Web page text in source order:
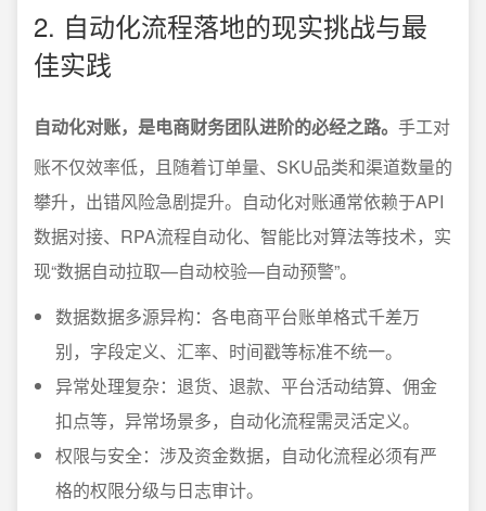
2. 自动化流程落地的现实挑战与最
佳实践
自动化对账，是电商财务团队进阶的必经之路。 手工对
账不仅效率低，且随着订单量、SKU品类和渠道数量的
攀升，出错风险急剧提升。自动化对账通常依赖于API
数据对接、RPA流程自动化、智能比对算法等技术，实
现“数据自动拉取—自动校验—自动预警”。
数据数据多源异构：各电商平台账单格式千差万
别，字段定义、汇率、时间戳等标准不统一。
异常处理复杂：退货、退款、平台活动结算、佣金
扣点等，异常场景多，自动化流程需灵活定义。
权限与安全：涉及资金数据，自动化流程必须有严
格的权限分级与日志审计。